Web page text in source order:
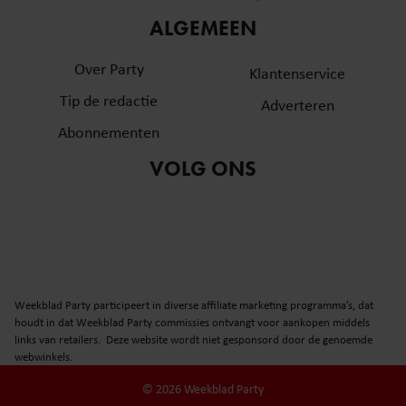
partners voor social media, adverteren en analyse. Deze
informatie die u aan ze heeft verstrekt of die ze hebben
verzameld op basis van uw gebruik van hun services. U
gebruiken.
ALGEMEEN
Over Party
Tip de redactie
Abonnementen
Klantenservice
Adverteren
VOLG ONS
Weekblad Party participeert in diverse affiliate marketing programma’s, dat
houdt in dat Weekblad Party commissies ontvangt voor aankopen middels
links van retailers. Deze website wordt niet gesponsord door de genoemde
webwinkels.
© 2026 Weekblad Party